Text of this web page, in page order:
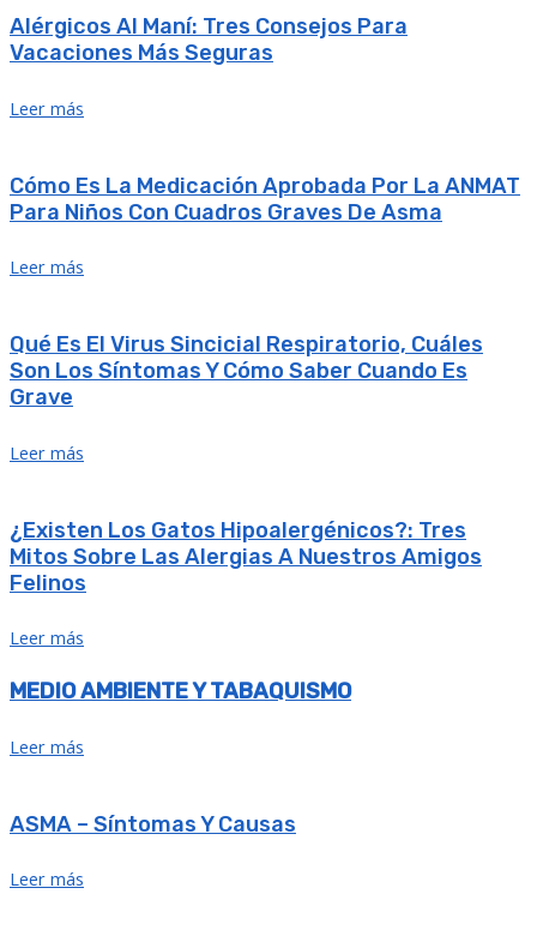
Alérgicos Al Maní: Tres Consejos Para
Vacaciones Más Seguras
Leer más
Cómo Es La Medicación Aprobada Por La ANMAT
Para Niños Con Cuadros Graves De Asma
Leer más
Qué Es El Virus Sincicial Respiratorio, Cuáles
Son Los Síntomas Y Cómo Saber Cuando Es
Grave
Leer más
¿Existen Los Gatos Hipoalergénicos?: Tres
Mitos Sobre Las Alergias A Nuestros Amigos
Felinos
Leer más
MEDIO AMBIENTE Y TABAQUISMO
Leer más
ASMA – Síntomas Y Causas
Leer más